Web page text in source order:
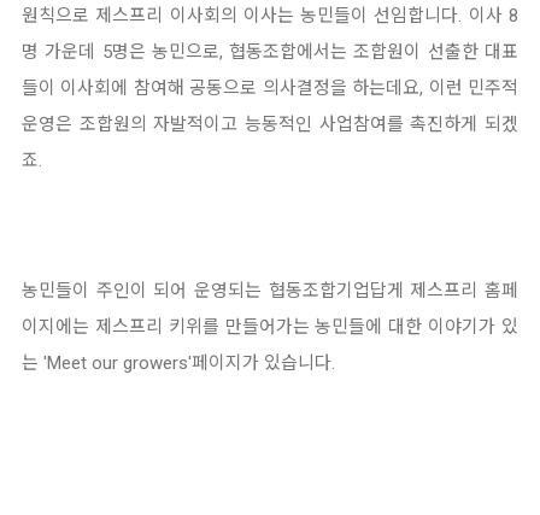
원칙으로 제스프리 이사회의 이사는 농민들이 선임합니 다. 이사 8
명 가운데 5명은 농민으로, 협동조합에서는 조합원이 선출한 대표
들이 이사회에 참여해 공동으로 의사결정을 하는데요, 이런 민주적
운영은 조합원의 자발적이고 능동적인 사업참여를 촉진하게 되겠
죠.
농민들이 주인이 되어 운영되는 협동조합기업답게 제스프리 홈페
이지에는 제스프리 키위를 만들어가는 농민들에 대한 이 야기가 있
는 'Meet our growers'페이지가 있습니다.